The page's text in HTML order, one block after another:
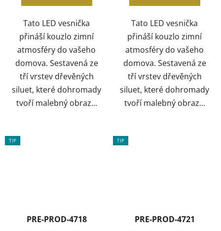
Tato LED vesnička
přináší kouzlo zimní
atmosféry do vašeho
domova. Sestavená ze
tří vrstev dřevěných
siluet, které dohromady
tvoří malebný obraz...
Tato LED vesnička
přináší kouzlo zimní
atmosféry do vašeho
domova. Sestavená ze
tří vrstev dřevěných
siluet, které dohromady
tvoří malebný obraz...
TIP
PRE-PROD-4718
TIP
PRE-PROD-4721